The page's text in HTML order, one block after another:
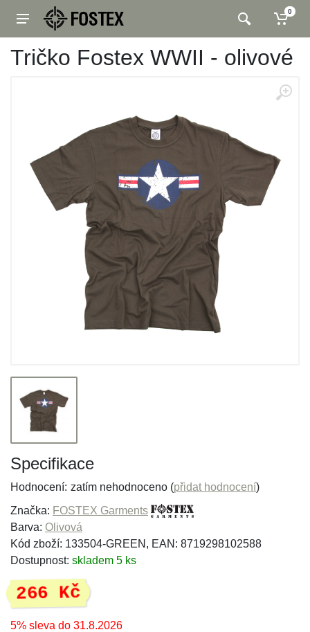
0
Tričko Fostex WWII - olivové
Specifikace
Hodnocení: zatím nehodnoceno (přidat hodnocení)
Značka: FOSTEX Garments
Barva: Olivová
Kód zboží: 133504-GREEN, EAN: 8719298102588
Dostupnost: skladem 5 ks
266 Kč
5% sleva do 31.8.2026